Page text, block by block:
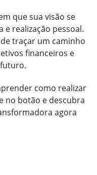
que sua visão se
e realização pessoal.
traçar um caminho
financeiros e
como realizar
no botão e descubra
agora